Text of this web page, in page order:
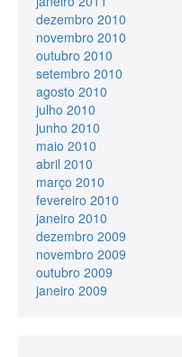
dezembro 2010
novembro 2010
outubro 2010
setembro 2010
agosto 2010
julho 2010
junho 2010
maio 2010
abril 2010
março 2010
fevereiro 2010
janeiro 2010
dezembro 2009
novembro 2009
outubro 2009
janeiro 2009